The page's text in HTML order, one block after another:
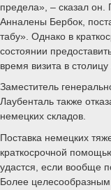
предела», – сказал
Анналены Бербок,
табу». Однако в
состоянии
время визита в столицу
Заместитель
Лаубенталь также
немецких складов.
Поставка немецких
краткосрочной
удастся, если вообще
Более целесообразным